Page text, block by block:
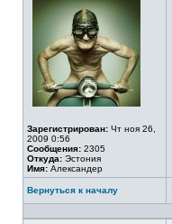
Зарегистрирован: Чт ноя 26,
2009 0:56
Сообщения: 2305
Откуда: Эстония
Имя: Александер
Вернуться к началу